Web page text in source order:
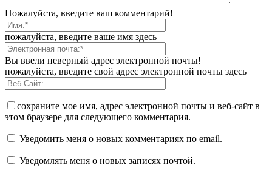
Пожалуйста, введите ваш комментарий!
пожалуйста, введите ваше имя здесь
Вы ввели неверный адрес электронной почты!
пожалуйста, введите свой адрес электронной почты здесь
сохраните мое имя, адрес электронной почты и веб-сайт в
этом браузере для следующего комментария.
Уведомить меня о новых комментариях по email.
Уведомлять меня о новых записях почтой.